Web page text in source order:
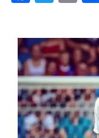
ok er